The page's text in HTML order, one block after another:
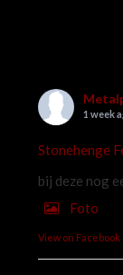
1 week
Stonehenge
bij deze nog
Foto
View on Facebook